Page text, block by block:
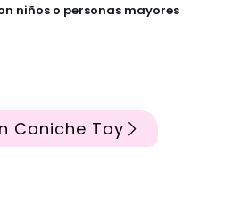
niños o personas mayores
Caniche Toy